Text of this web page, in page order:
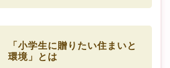
「小学生に贈りたい住まいと
環境」とは